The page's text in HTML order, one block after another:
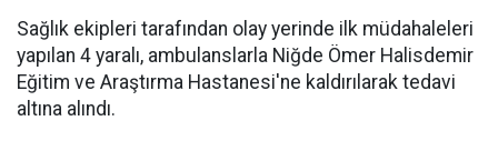
Sağlık ekipleri tarafından olay yerinde ilk müdahaleleri
yapılan 4 yaralı, ambulanslarla Niğde Ömer Halisdemir
Eğitim ve Araştırma Hastanesi'ne kaldırılarak tedavi
altına alındı.